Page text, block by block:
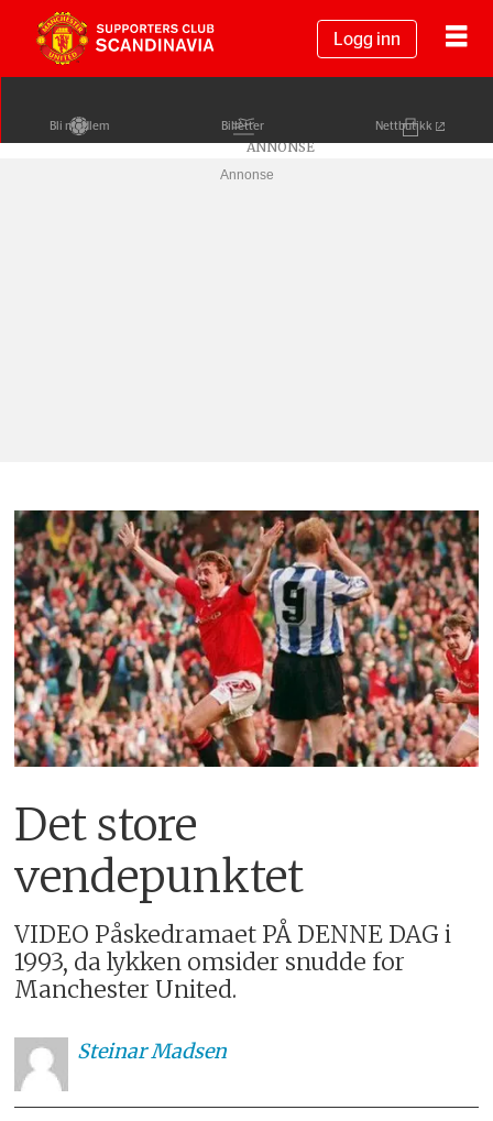
Logg inn
Bli medlem Billetter Nettbutikk
Annonse
Det store
vendepunktet
VIDEO Påskedramaet PÅ DENNE DAG i
1993, da lykken omsider snudde for
Manchester United.
SteinarMadsen